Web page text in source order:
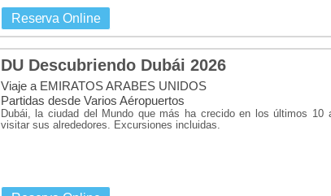
Reserva Online
DU Descubriendo Dubái 2026
Viaje a EMIRATOS ARABES UNIDOS
Partidas desde Varios Aéropuertos
Dubái, la ciudad del Mundo que más ha crecido en los últimos
visitar sus alrededores. Excursiones incluidas.